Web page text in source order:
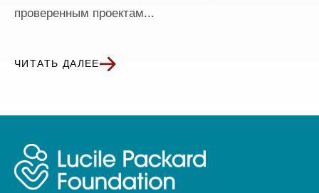
проверенным проектам...
ЧИТАТЬ ДАЛЕЕ